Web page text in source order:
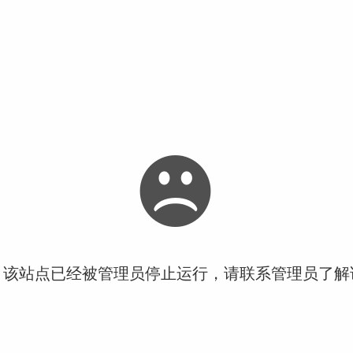
站点已经被管理员停止运行，请联系管理员了